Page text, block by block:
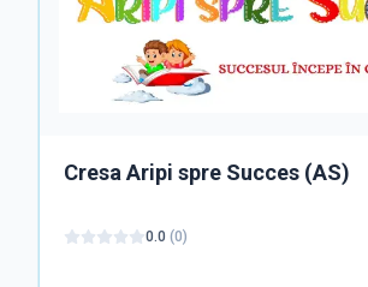
Cresa Aripi spre Succes (AS)
0.0 (0)